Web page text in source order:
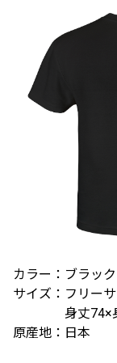
カラー：ブラック
サイズ：フリー
身丈74×身
原産地：日本